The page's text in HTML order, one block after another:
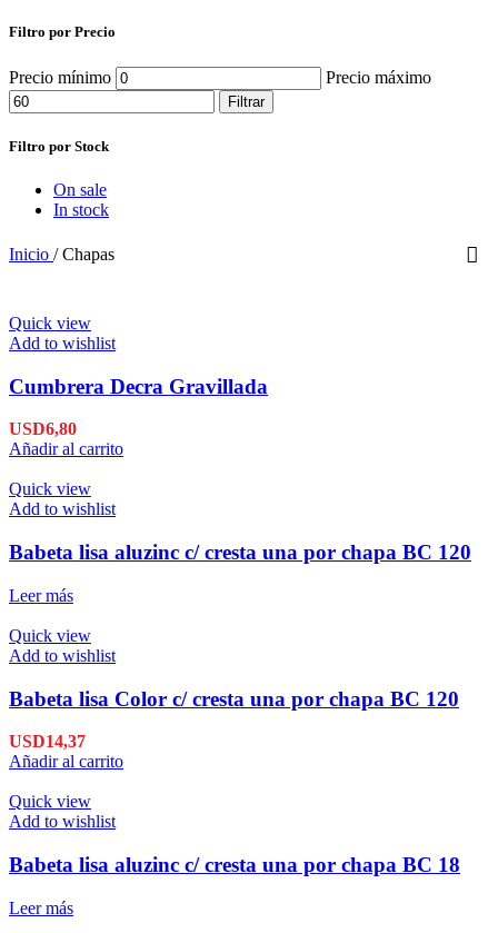
Filtro por Precio
Precio mínimo Precio máximo
Filtrar
Filtro por Stock
On sale
In stock
Inicio / Chapas
Quick view
Add to wishlist
Cumbrera Decra Gravillada
USD6,80
Añadir al carrito
Quick view
Add to wishlist
Babeta lisa aluzinc c/ cresta una por chapa BC 120
Leer más
Quick view
Add to wishlist
Babeta lisa Color c/ cresta una por chapa BC 120
USD14,37
Añadir al carrito
Quick view
Add to wishlist
Babeta lisa aluzinc c/ cresta una por chapa BC 18
Leer más